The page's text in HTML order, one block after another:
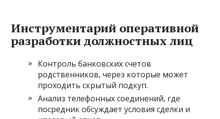
Инструментарий оперативной
разработки должностных лиц
Контроль банковских счетов
родственников, через которые может
проходить скрытый подкуп.
Анализ телефонных соединений, где
посредник обсуждает условия сделки и